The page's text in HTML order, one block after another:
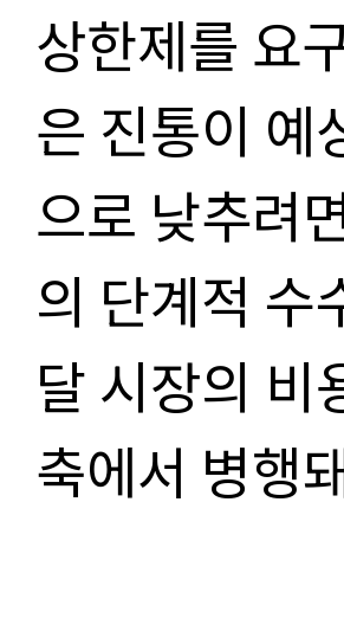
상한제를 요
은 진통이 예
으로 낮추려
의 단계적 수
달 시장의 비
축에서 병행